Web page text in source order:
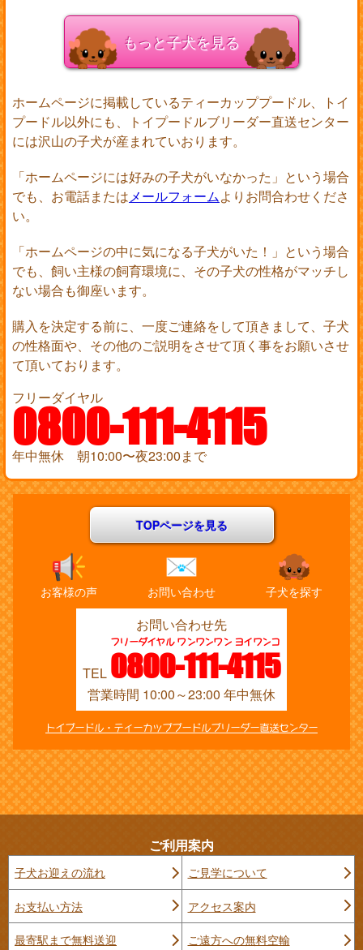
もっと子犬を見る
ホームページに掲載しているティーカッププードル、トイ
プードル以外にも、トイプードルブリーダー直送センター
には沢山の子犬が産まれていおります。
「ホームページには好みの子犬がいなかった」という場合
でも、お電話またはメールフォームよりお問合わせくださ
い。
「ホームページの中に気になる子犬がいた！」という場合
でも、飼い主様の飼育環境に、その子犬の性格がマッチし
ない場合も御座います。
購入を決定する前に、一度ご連絡をして頂きまして、子犬
の性格面や、その他のご説明をさせて頂く事をお願いさせ
て頂いております。
フリーダイヤル
0800-111-4115
年中無休 朝10:00〜夜23:00まで
TOPページを見る
お客様の声 お問い合わせ 子犬を探す
お問い合わせ先
TEL 0800-111-4115
フリーダイヤル ワンワンワン ヨイワンコ
営業時間 10:00～23:00 年中無休
トイプードル・ティーカッププードルブリーダー直送センター
ご利用案内
子犬お迎えの流れ ご見学について
お支払い方法 アクセス案内
最寄駅まで無料送迎 ご遠方への無料空輸